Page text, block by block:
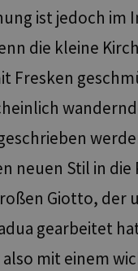
ist jedoch im
die kleine
Fresken
neuen Stil in die
Giotto, der
gearbeitet
also mit einem